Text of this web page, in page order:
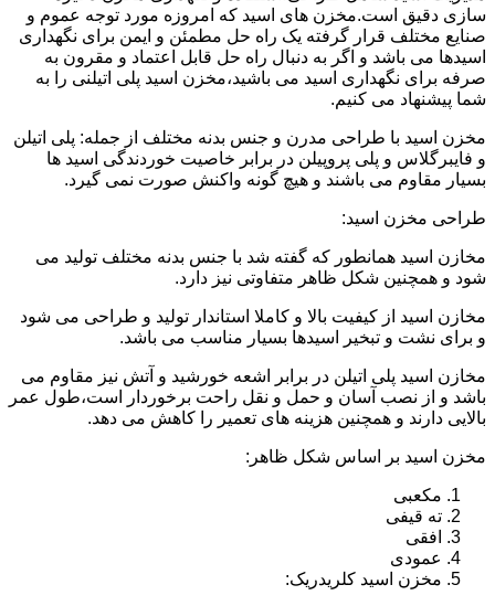
سازی دقیق است.مخزن های اسید که امروزه مورد توجه عموم و
صنایع مختلف قرار گرفته یک راه حل مطمئن و ایمن برای نگهداری
اسیدها می باشد و اگر به دنبال راه حل قابل اعتماد و مقرون به
صرفه برای نگهداری اسید می باشید،مخزن اسید پلی اتیلنی را به
شما پیشنهاد می کنیم.
مخزن اسید با طراحی مدرن و جنس بدنه مختلف از جمله: پلی اتیلن
و فایبرگلاس و پلی پروپیلن در برابر خاصیت خوردندگی اسید ها
بسیار مقاوم می باشند و هیچ گونه واکنش صورت نمی گیرد.
طراحی مخزن اسید:
مخازن اسید همانطور که گفته شد با جنس بدنه مختلف تولید می
شود و همچنین شکل ظاهر متفاوتی نیز دارد.
مخازن اسید از کیفیت بالا و کاملا استاندار تولید و طراحی می شود
و برای نشت و تبخیر اسیدها بسیار مناسب می باشد.
مخازن اسید پلی اتیلن در برابر اشعه خورشید و آتش نیز مقاوم می
باشد و از نصب آسان و حمل و نقل راحت برخوردار است،طول عمر
بالایی دارند و همچنین هزینه های تعمیر را کاهش می دهد.
مخزن اسید بر اساس شکل ظاهر:
مکعبی
ته قیفی
افقی
عمودی
مخزن اسید کلریدریک: